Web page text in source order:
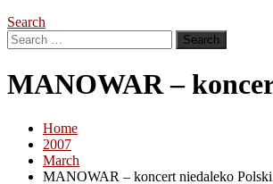
Search
Search
for:
MANOWAR –
Home
2007
March
MANOWAR – koncert niedaleko